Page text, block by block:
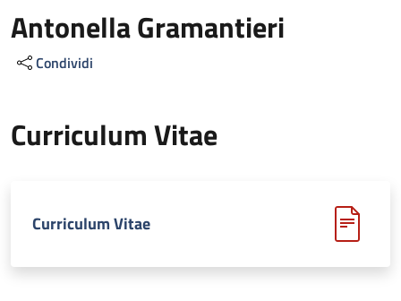
Antonella Gramantieri
Condividi
Curriculum Vitae
Curriculum Vitae